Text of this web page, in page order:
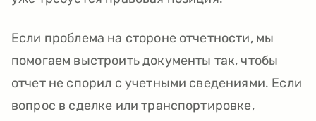
Если проблема на стороне отчетности, мы
помогаем выстроить документы так, чтобы
отчет не спорил с учетными сведениями. Если
вопрос в сделке или транспортировке,